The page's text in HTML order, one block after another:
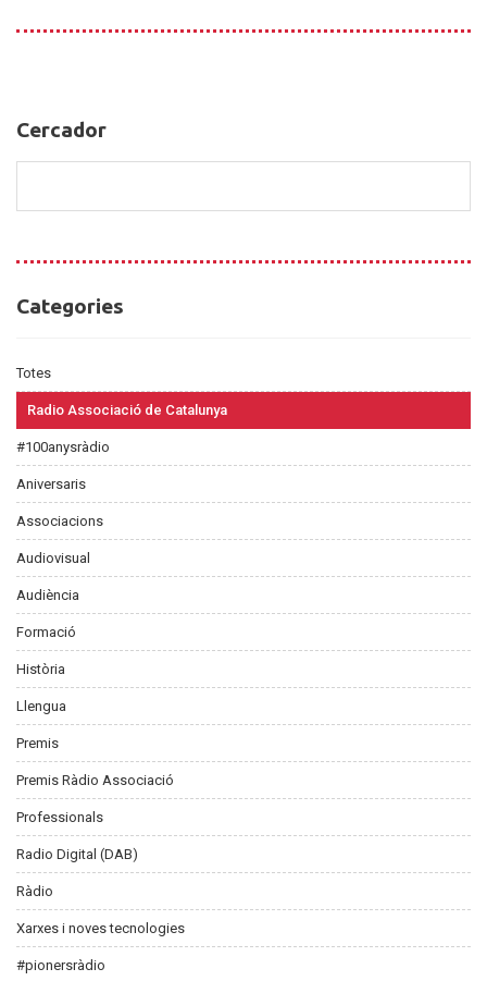
Cercador
Cercador
Categories
Categories
Totes
Radio Associació de Catalunya
#100anysràdio
Aniversaris
Associacions
Audiovisual
Audiència
Formació
Història
Llengua
Premis
Premis Ràdio Associació
Professionals
Radio Digital (DAB)
Ràdio
Xarxes i noves tecnologies
#pionersràdio